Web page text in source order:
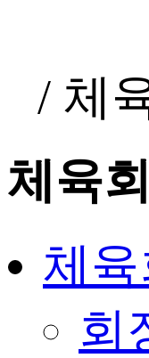
/ 체
체육
체
회